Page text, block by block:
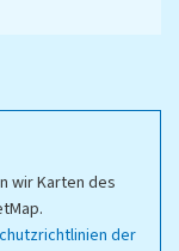
wir Karten des
der